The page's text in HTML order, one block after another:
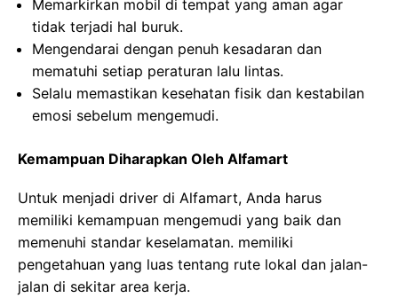
Memarkirkan mobil di tempat yang aman agar
tidak terjadi hal buruk.
Mengendarai dengan penuh kesadaran dan
mematuhi setiap peraturan lalu lintas.
Selalu memastikan kesehatan fisik dan kestabilan
emosi sebelum mengemudi.
Kemampuan Diharapkan Oleh Alfamart
Untuk menjadi driver di Alfamart, Anda harus
memiliki kemampuan mengemudi yang baik dan
memenuhi standar keselamatan. memiliki
pengetahuan yang luas tentang rute lokal dan jalan-
jalan di sekitar area kerja.